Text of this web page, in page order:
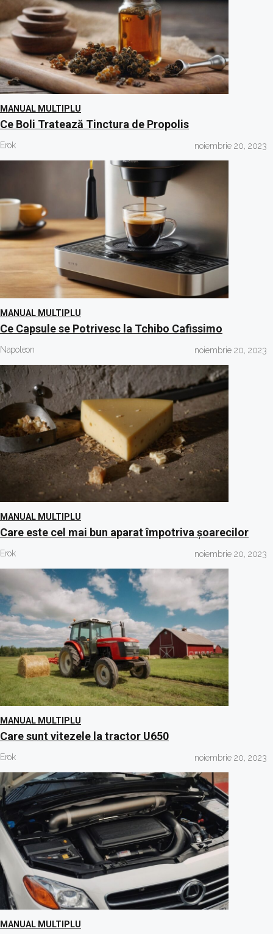
MANUAL MULTIPLU
Ce Boli Tratează Tinctura de Propolis
Erok noiembrie 20, 2023
MANUAL MULTIPLU
Ce Capsule se Potrivesc la Tchibo Cafissimo
Napoleon noiembrie 20, 2023
MANUAL MULTIPLU
Care este cel mai bun aparat împotriva șoarecilor
Erok noiembrie 20, 2023
MANUAL MULTIPLU
Care sunt vitezele la tractor U650
Erok noiembrie 20, 2023
MANUAL MULTIPLU